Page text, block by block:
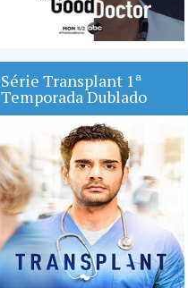
Série Transplant 1ª
Temporada Dublado